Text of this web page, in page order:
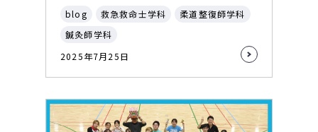
blog 救急救命士学科
柔道整復師学科
鍼灸師学科
2025年7月25日